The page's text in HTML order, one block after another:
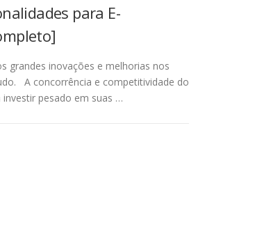
para E-
grandes inovações e melhorias nos
A concorrência e competitividade do
pesado em suas …